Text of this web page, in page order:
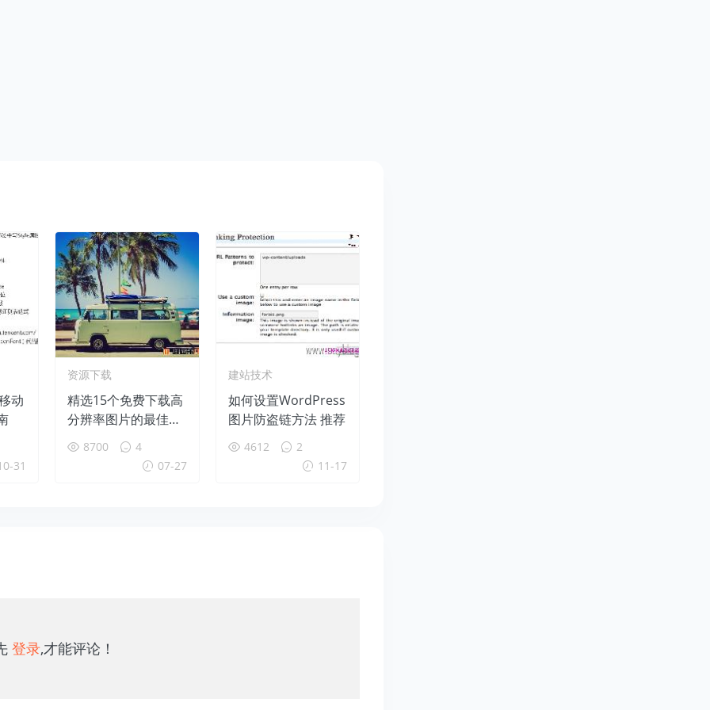
动
31
资源下载
精选15个免费下载高
分辨率图片的最佳图
库网站推荐
8700
4
07-27
建站技术
如何设置WordPress
图片防盗链方法 推荐
4612
2
11-17
登录,才能评论！